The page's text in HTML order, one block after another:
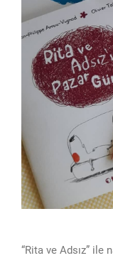
“Rita ve Adsız” ile